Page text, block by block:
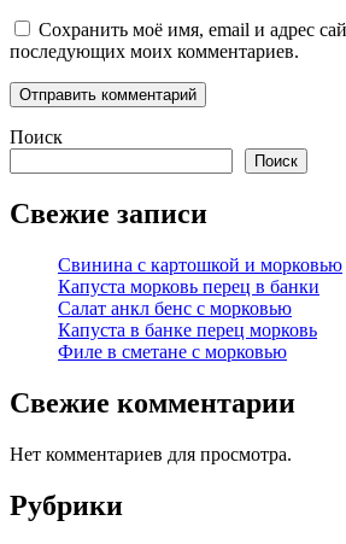
Сохранить моё имя, email и адрес
последующих моих комментариев.
Поиск
Поиск
Свежие записи
Свинина с картошкой и морковью
Капуста морковь перец в банки
Салат анкл бенс с морковью
Капуста в банке перец морковь
Филе в сметане с морковью
Свежие комментарии
Нет комментариев для просмотра.
Рубрики